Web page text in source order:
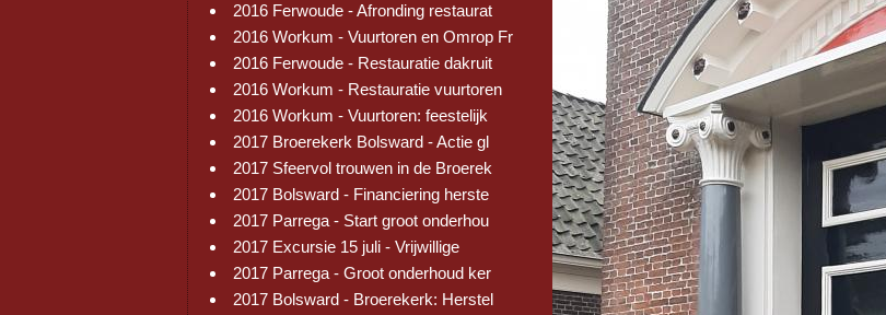
2016 Ferwoude - Afronding restaurat
2016 Workum - Vuurtoren en Omrop Fr
2016 Ferwoude - Restauratie dakruit
2016 Workum - Restauratie vuurtoren
2016 Workum - Vuurtoren: feestelijk
2017 Broerekerk Bolsward - Actie gl
2017 Sfeervol trouwen in de Broerek
2017 Bolsward - Financiering herste
2017 Parrega - Start groot onderhou
2017 Excursie 15 juli - Vrijwillige
2017 Parrega - Groot onderhoud ker
2017 Bolsward - Broerekerk: Herstel